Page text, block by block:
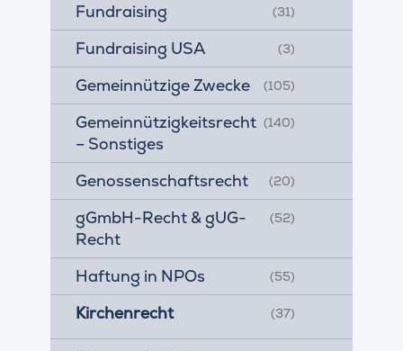
Fundraising (31)
Fundraising USA (3)
Gemeinnützige Zwecke (105)
Gemeinnützigkeitsrecht
– Sonstiges
(140)
Genossenschaftsrecht (20)
gGmbH-Recht & gUG-
Recht
(52)
Haftung in NPOs (55)
Kirchenrecht (37)